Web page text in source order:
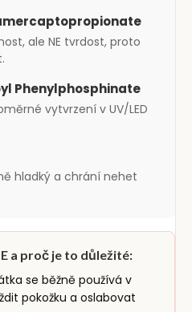
ale NE tvrdost, proto
Phenylphosphinate
vytvrzení v UV/LED
hladký a chrání nehet
a proč je to důležité:
se běžně používá v
pokožku a oslabovat